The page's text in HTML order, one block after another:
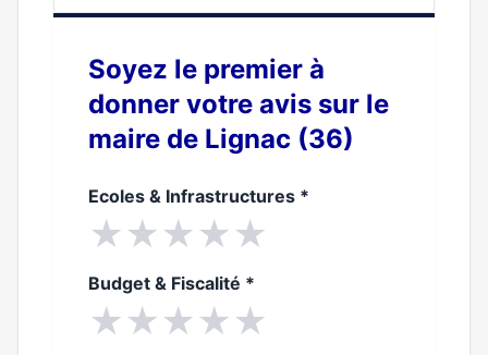
Soyez le premier à
donner votre avis sur le
maire de Lignac (36)
Ecoles & Infrastructures *
★★★★★
Budget & Fiscalité *
★★★★★